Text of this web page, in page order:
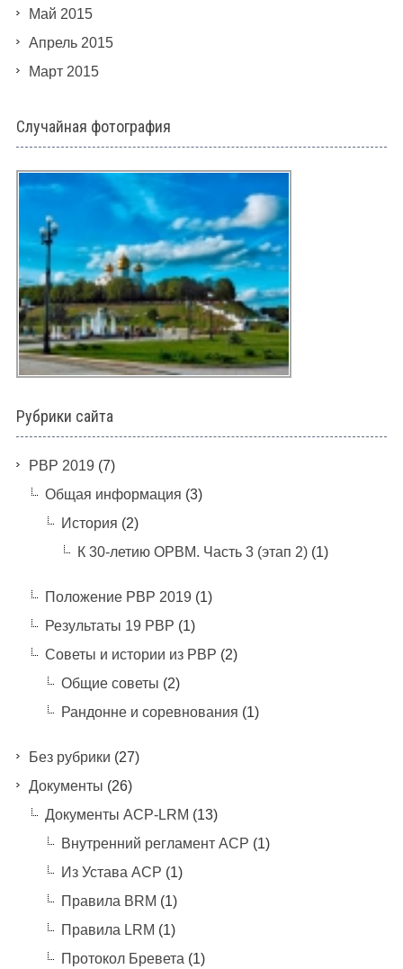
Май 2015
Апрель 2015
Март 2015
Случайная фотография
Рубрики сайта
PBP 2019 (7)
Общая информация (3)
История (2)
К 30-летию ОРВМ. Часть 3 (этап 2)(1)
Положение РВР 2019 (1)
Результаты 19 РВР (1)
Советы и истории из РВР (2)
Общие советы (2)
Рандонне и соревнования (1)
Без рубрики (27)
Документы (26)
Документы ACP-LRM (13)
Внутренний регламент АСР (1)
Из Устава АСР (1)
Правила BRM (1)
Правила LRM (1)
Протокол Бревета (1)